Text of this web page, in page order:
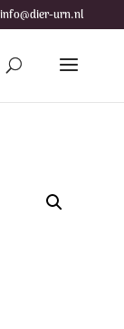
info@dier-urn.nl